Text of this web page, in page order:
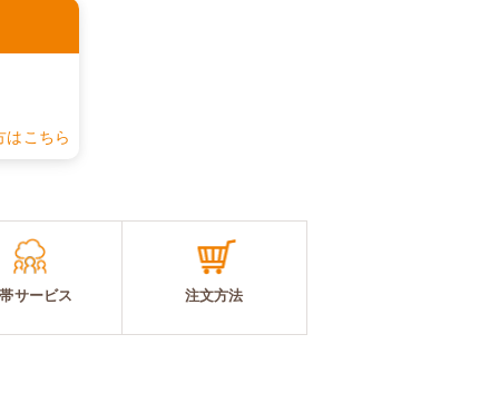
こちら
サービス 注文方法